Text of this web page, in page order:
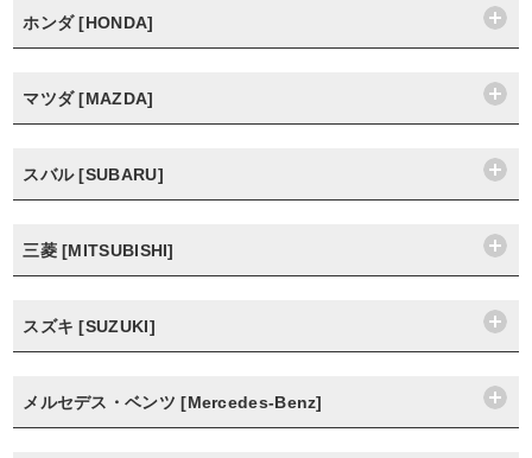
ホンダ [HONDA]
マツダ [MAZDA]
スバル [SUBARU]
三菱 [MITSUBISHI]
スズキ [SUZUKI]
メルセデス・ベンツ [Mercedes-Benz]